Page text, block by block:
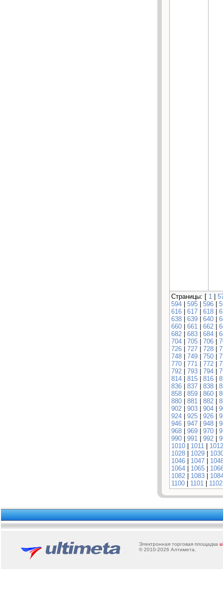
Страницы: [ 1 |
594 | 595 | 596 |
616 | 617 | 618 |
638 | 639 | 640 |
660 | 661 | 662 |
682 | 683 | 684 |
704 | 705 | 706 |
726 | 727 | 728 |
748 | 749 | 750 |
770 | 771 | 772 |
792 | 793 | 794 |
814 | 815 | 816 |
836 | 837 | 838 |
858 | 859 | 860 |
880 | 881 | 882 |
902 | 903 | 904 |
924 | 925 | 926 |
946 | 947 | 948 |
968 | 969 | 970 |
990 | 991 | 992 |
1010 | 1011 | 1012
1028 | 1029 |
1046 | 1047 |
1064 | 1065 |
1082 | 1083 |
1100 | 1101 | 1102
Электронная торговая площадка u
© 2010-2026 Алтимета